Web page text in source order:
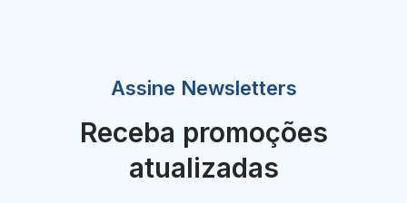
Assine Newsletters
Receba promoções
atualizadas